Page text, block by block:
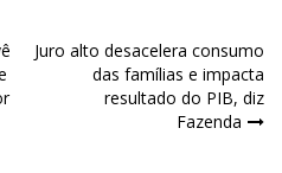
Juro alto desacelera consumo
das famílias e impacta
resultado do PIB, diz
Fazenda